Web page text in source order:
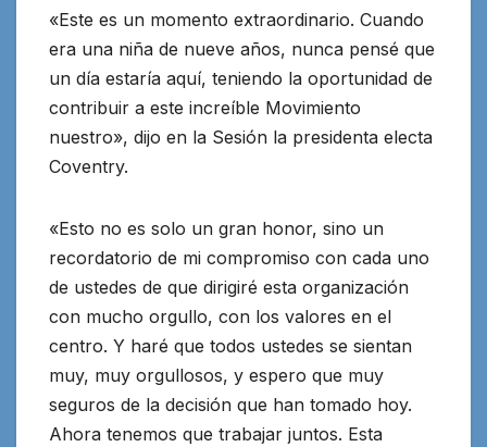
«Este es un momento extraordinario. Cuando
era una niña de nueve años, nunca pensé que
un día estaría aquí, teniendo la oportunidad de
contribuir a este increíble Movimiento
nuestro», dijo en la Sesión la presidenta electa
Coventry.
«Esto no es solo un gran honor, sino un
recordatorio de mi compromiso con cada uno
de ustedes de que dirigiré esta organización
con mucho orgullo, con los valores en el
centro. Y haré que todos ustedes se sientan
muy, muy orgullosos, y espero que muy
seguros de la decisión que han tomado hoy.
Ahora tenemos que trabajar juntos. Esta